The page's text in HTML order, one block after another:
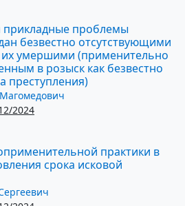
прикладные проблемы
безвестно отсутствующими
умершими (применительно
в розыск как безвестно
преступления)
2024
практики в
срока исковой